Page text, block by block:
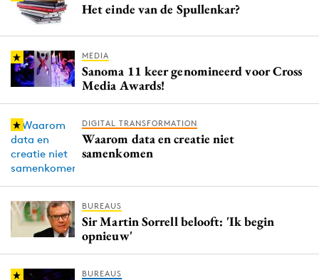
Het einde van de Spullenkar?
MEDIA
Sanoma 11 keer genomineerd voor Cross
Media Awards!
DIGITAL TRANSFORMATION
Waarom data en creatie niet
samenkomen
BUREAUS
Sir Martin Sorrell belooft: 'Ik begin
opnieuw'
BUREAUS